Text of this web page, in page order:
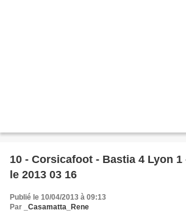
10 - Corsicafoot - Bastia 4 Lyon 1
le 2013 03 16
Publié le 10/04/2013 à 09:13
Par
_Casamatta_Rene